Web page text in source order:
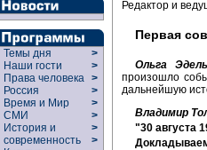
Темы дня
>
Наши гости
>
Права человека >
Россия
>
Время и Мир
>
СМИ
>
История и
современность
>
>
Редактор и
Первая
Ольга
произошло
дальнейшую
Владимир
"30 августа